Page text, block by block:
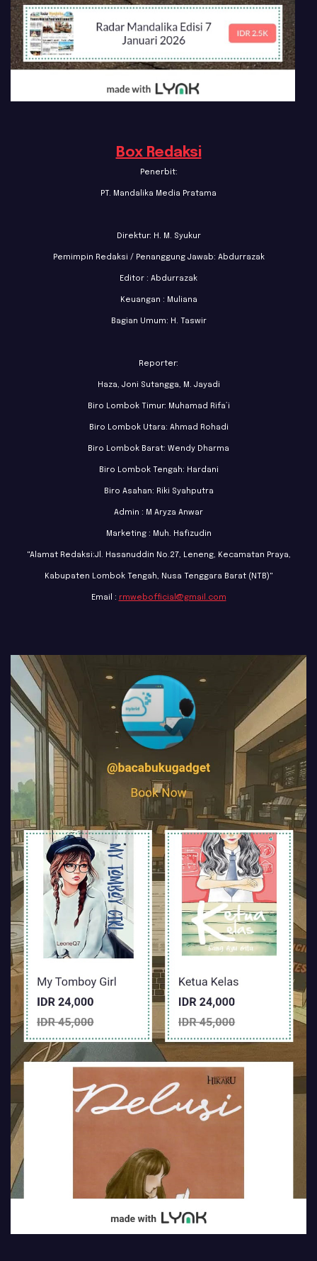
Box Redaksi
Penerbit:
PT. Mandalika Media Pratama
Direktur: H. M. Syukur
Pemimpin Redaksi / Penanggung Jawab: Abdurrazak
Editor : Abdurrazak
Keuangan : Muliana
Bagian Umum: H. Taswir
Reporter:
Haza, Joni Sutangga, M. Jayadi
Biro Lombok Timur: Muhamad Rifa’i
Biro Lombok Utara: Ahmad Rohadi
Biro Lombok Barat: Wendy Dharma
Biro Lombok Tengah: Hardani
Biro Asahan: Riki Syahputra
Admin : M Aryza Anwar
Marketing : Muh. Hafizudin
"Alamat Redaksi:Jl. Hasanuddin No.27, Leneng, Kecamatan Praya,
Kabupaten Lombok Tengah, Nusa Tenggara Barat (NTB)"
Email : rmwebofficial@gmail.com